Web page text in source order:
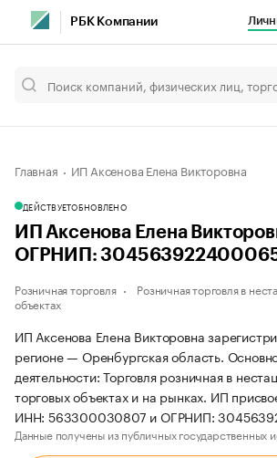
РБК Компании
Главная ИП Аксенова Елена Викторовна
ДЕЙСТВУЕТОБНОВЛЕНО
ИП Аксенова Елена
ОГРНИП:
Розничная торговля
Розничная торговля в
объектах
ИП Аксенова Елена Викторовна
регионе — Оренбургская область.
деятельности: Торговля розничная в
торговых объектах и на рынках. ИП
ИНН: 563300030807 и ОГРНИП:
Данные получены из публичных государственных